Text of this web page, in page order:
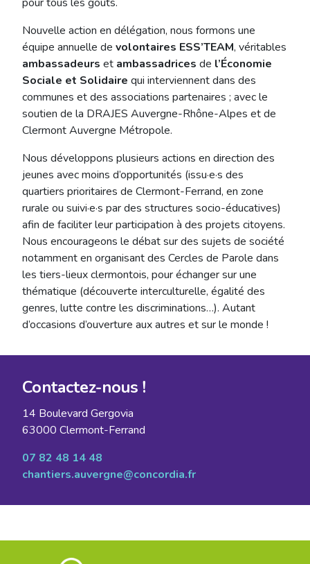
Nouvelle action en délégation, nous formons une
équipe annuelle de volontaires ESS’TEAM, véritables
ambassadeurs et ambassadrices de l’Économie
Sociale et Solidaire qui interviennent dans des
communes et des associations partenaires ; avec le
soutien de la DRAJES Auvergne-Rhône-Alpes et de
Clermont Auvergne Métropole.
Nous développons plusieurs actions en direction des
jeunes avec moins d’opportunités (issu·e·s des
quartiers prioritaires de Clermont-Ferrand, en zone
rurale ou suivi·e·s par des structures socio-éducatives)
afin de faciliter leur participation à des projets citoyens.
Nous encourageons le débat sur des sujets de société
notamment en organisant des Cercles de Parole dans
les tiers-lieux clermontois, pour échanger sur une
thématique (découverte interculturelle, égalité des
genres, lutte contre les discriminations…). Autant
d’occasions d’ouverture aux autres et sur le monde !
Contactez-nous !
14 Boulevard Gergovia
63000 Clermont-Ferrand
07 82 48 14 48
chantiers.auvergne@concordia.fr